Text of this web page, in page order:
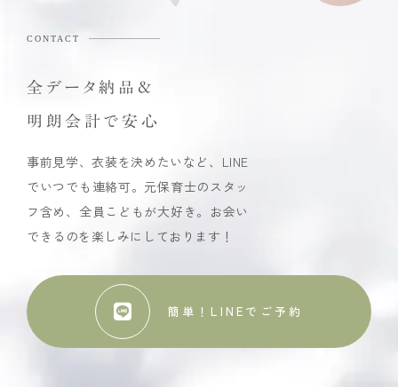
CONTACT
全データ納品&
明朗会計で安心
事前見学、衣装を決めたいなど、LINE
でいつでも連絡可。元保育士のスタッ
フ含め、全員こどもが大好き。お会い
できるのを楽しみにしております！
簡単！LINEでご予約